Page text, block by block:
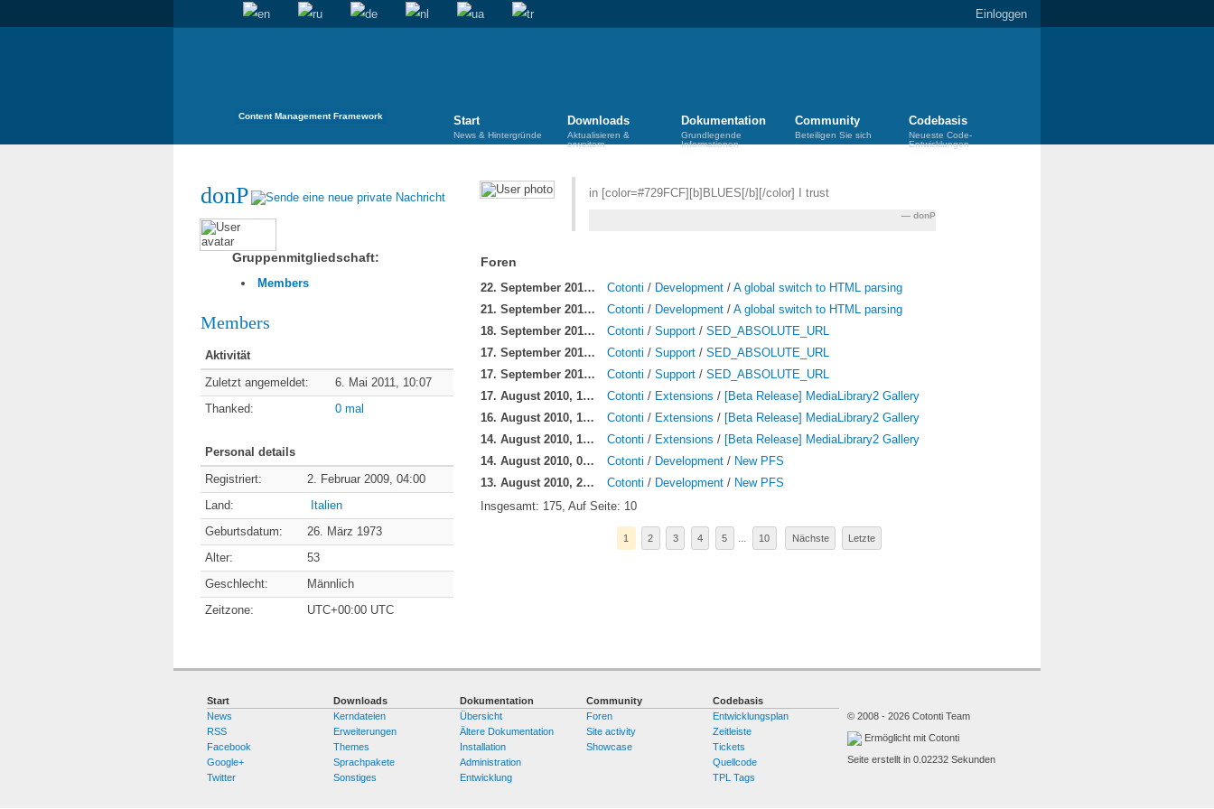
Einloggen
Content Management Framework Start
News & Hintergründe
Downloads
Aktualisieren &
erweitern
Dokumentation
Grundlegende
Informationen
Community
Beteiligen Sie sich
Codebasis
Neueste Code-
Entwicklungen
donP
Gruppenmitgliedschaft:
Members
Members
Aktivität
Zuletzt angemeldet:
6. Mai 2011, 10:07
Thanked:
0 mal
Personal details
Registriert:
2. Februar 2009, 04:00
Land:
Italien
Geburtsdatum:
26. März 1973
Alter:
53
Geschlecht:
Männlich
Zeitzone:
UTC+00:00 UTC
in [color=#729FCF][b]BLUES[/b][/color] I trust
donP
Foren
22. September 2010, 05:39: Cotonti / Development / A global switch to HTML parsing
21. September 2010, 20:43:
Cotonti / Development / A global switch to HTML parsing
18. September 2010, 01:28:
Cotonti / Support / SED_ABSOLUTE_URL
17. September 2010, 22:41:
Cotonti / Support / SED_ABSOLUTE_URL
17. September 2010, 22:10:
Cotonti / Support / SED_ABSOLUTE_URL
17. August 2010, 17:04:
Cotonti / Extensions / [Beta Release] MediaLibrary2 Gallery
16. August 2010, 15:37:
Cotonti / Extensions / [Beta Release] MediaLibrary2 Gallery
14. August 2010, 15:15:
Cotonti / Extensions / [Beta Release] MediaLibrary2 Gallery
14. August 2010, 06:16:
Cotonti / Development / New PFS
13. August 2010, 22:41:
Cotonti / Development / New PFS
Insgesamt: 175, Auf Seite: 10
1 2 3 4 5 10 Nächste Letzte
Start
News
RSS
Facebook
Google+
Twitter
Downloads
Kerndateien
Erweiterungen
Themes
Sprachpakete
Sonstiges
Dokumentation
Übersicht
Ältere Dokumentation
Installation
Administration
Entwicklung
Community
Foren
Site activity
Showcase
Codebasis
Entwicklungsplan
Zeitleiste
Tickets
Quellcode
TPL Tags
© 2008 - 2026 Cotonti Team
Ermöglicht mit Cotonti
Seite erstellt in 0.02232 Sekunden